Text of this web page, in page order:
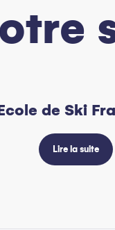
de Ski
Lire la suite